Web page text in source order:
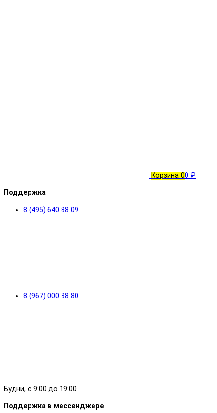
Корзина 00 ₽
Поддержка
8 (495) 640 88 09
8 (967) 000 38 80
Будни, с 9:00 до 19:00
Поддержка в мессенджере